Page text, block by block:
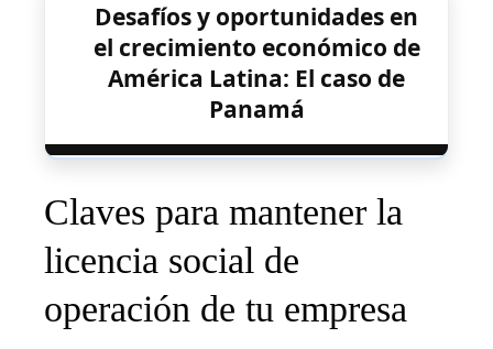
Desafíos y oportunidades en
el crecimiento económico de
América Latina: El caso de
Panamá
Claves para mantener la
licencia social de
operación de tu empresa